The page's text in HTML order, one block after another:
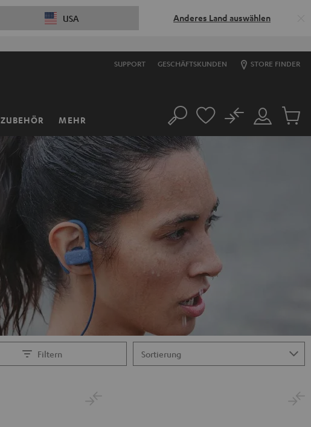
USA Anderes Land auswählen
SUPPORT GESCHÄFTSKUNDEN STORE FINDER
ZUBEHÖR MEHR Suche
Mein
Konto
No
Artikel
Filtern